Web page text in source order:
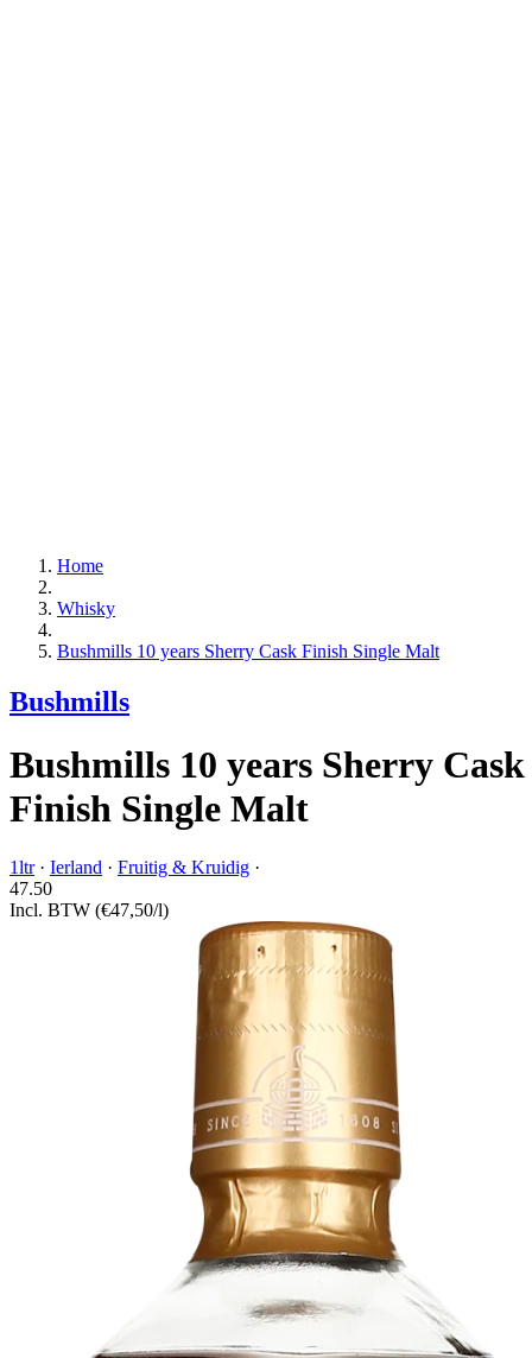
Home
Whisky
Bushmills 10 years Sherry Cask Finish Single Malt
Bushmills
Bushmills 10 years Sherry Cask
Finish Single Malt
1ltr· Ierland · Fruitig & Kruidig ·
47.50
Incl. BTW (€47,50/l)